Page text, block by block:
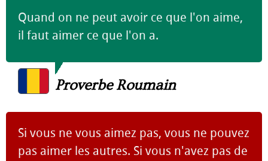
Quand on ne peut avoir ce que l'on aime,
il faut aimer ce que l'on a.
Proverbe Roumain
Si vous ne vous aimez pas, vous ne pouvez
pas aimer les autres. Si vous n'avez pas de